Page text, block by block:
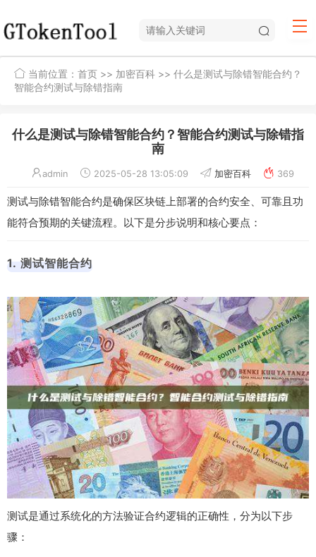
当前位置： 首页 >> 加密百科 >> 什么是测试与除错智能合约？
智能合约测试与除错指南
什么是测试与除错智能合约？智能合约测试与除错指
南
admin 2025-05-28 13:05:09 加密百科 369
测试与除错智能合约是确保区块链上部署的合约安全、可靠且功
能符合预期的关键流程。以下是分步说明和核心要点：
1. 测试智能合约
测试是通过系统化的方法验证合约逻辑的正确性，分为以下步
骤：